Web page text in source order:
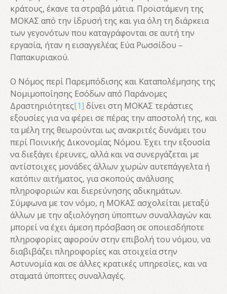
κράτους, έκανε τα στραβά μάτια. Προϊστάμενη της
ΜΟΚΑΣ από την ίδρυσή της και για όλη τη διάρκεια
των γεγονότων που καταγράφονται σε αυτή την
εργασία, ήταν η εισαγγελέας Εύα Ρωσσίδου –
Παπακυριακού.
Ο Νόμος περί Παρεμπόδισης και Καταπολέμησης της
Νομιμοποίησης Εσόδων από Παράνομες
Δραστηριότητες[1] δίνει στη ΜΟΚΑΣ τεράστιες
εξουσίες για να φέρει σε πέρας την αποστολή της, και
τα μέλη της θεωρούνται ως ανακριτές δυνάμει του
περί Ποινικής Δικονομίας Νόμου. Έχει την εξουσία
να διεξάγει έρευνες, αλλά και να συνεργάζεται με
αντίστοιχες μονάδες άλλων χωρών αυτεπάγγελτα ή
κατόπιν αιτήματος, για σκοπούς ανάλυσης
πληροφοριών και διερεύνησης αδικημάτων.
Σύμφωνα με τον νόμο, η ΜΟΚΑΣ ασχολείται μεταξύ
άλλων με την αξιολόγηση ύποπτων συναλλαγών και
μπορεί να έχει άμεση πρόσβαση σε οποιεσδήποτε
πληροφορίες αφορούν στην επιβολή του νόμου, να
διαβιβάζει πληροφορίες και στοιχεία στην
Αστυνομία και σε άλλες κρατικές υπηρεσίες, και να
σταματά ύποπτες συναλλαγές.